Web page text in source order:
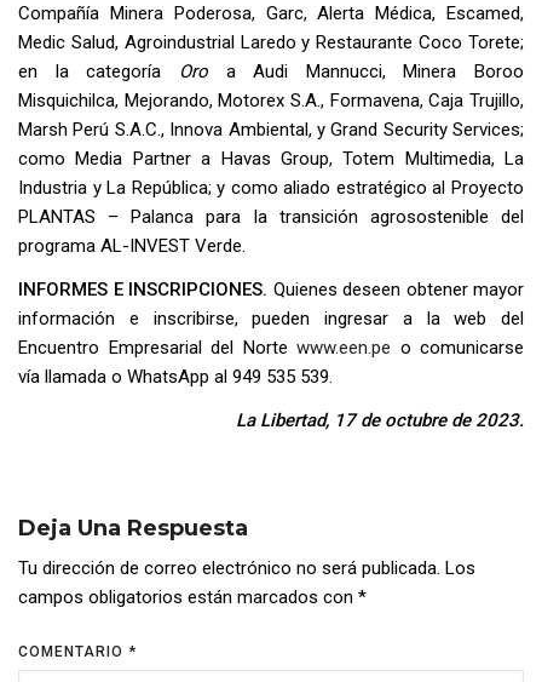
Compañía Minera Poderosa, Garc, Alerta Médica, Escamed,
Medic Salud, Agroindustrial Laredo y Restaurante Coco Torete;
en la categoría
Oroa Audi Mannucci, Minera Boroo
Misquichilca, Mejorando, Motorex S.A., Formavena, Caja Trujillo,
Marsh Perú S.A.C., Innova Ambiental, y Grand Security Services;
como Media Partner a Havas Group, Totem Multimedia, La
Industria y La República; y como aliado estratégico al Proyecto
PLANTAS – Palanca para la transición agrosostenible del
programa AL-INVEST Verde.
INFORMES E INSCRIPCIONES. Quienes deseen obtener mayor
información e inscribirse, pueden ingresar a la web del
Encuentro Empresarial del Norte www.een.pe o comunicarse
vía llamada o WhatsApp al 949 535 539.
La Libertad, 17 de octubre de 2023.
Deja Una Respuesta
Tu dirección de correo electrónico no será publicada. Los
campos obligatorios están marcados con *
COMENTARIO *